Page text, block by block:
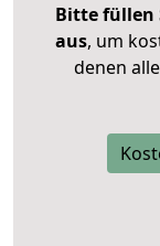
Bitte füllen
aus, um
denen